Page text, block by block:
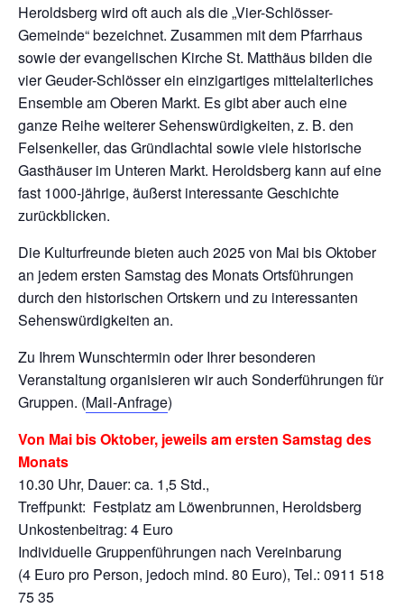
Heroldsberg wird oft auch als die „Vier-Schlösser-
Gemeinde“ bezeichnet. Zusammen mit dem Pfarrhaus
sowie der evangelischen Kirche St. Matthäus bilden die
vier Geuder-Schlösser ein einzigartiges mittelalterliches
Ensemble am Oberen Markt. Es gibt aber auch eine
ganze Reihe weiterer Sehenswürdigkeiten, z. B. den
Felsenkeller, das Gründlachtal sowie viele historische
Gasthäuser im Unteren Markt. Heroldsberg kann auf eine
fast 1000-jährige, äußerst interessante Geschichte
zurückblicken.
Die Kulturfreunde bieten auch 2025 von Mai bis Oktober
an jedem ersten Samstag des Monats Ortsführungen
durch den historischen Ortskern und zu interessanten
Sehenswürdigkeiten an.
Zu Ihrem Wunschtermin oder Ihrer besonderen
Veranstaltung organisieren wir auch Sonderführungen für
Gruppen. (Mail-Anfrage)
Von Mai bis Oktober, jeweils am ersten Samstag des
Monats
10.30 Uhr, Dauer: ca. 1,5 Std.,
Treffpunkt: Festplatz am Löwenbrunnen, Heroldsberg
Unkostenbeitrag: 4 Euro
Individuelle Gruppenführungen nach Vereinbarung
(4 Euro pro Person, jedoch mind. 80 Euro), Tel.: 0911 518
75 35